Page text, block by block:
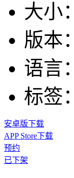
大小：
版本：
语言：
标签：
安卓版下载
APP Store下载
预约
已下架